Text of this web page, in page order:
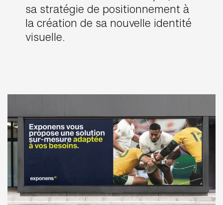
sa stratégie de positionnement à
la création de sa nouvelle identité
visuelle.